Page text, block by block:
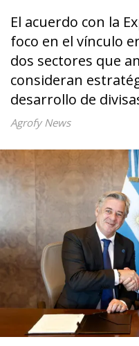
El acuerdo con la
foco en el vínculo
dos sectores que
consideran
desarrollo de
Agrofy News